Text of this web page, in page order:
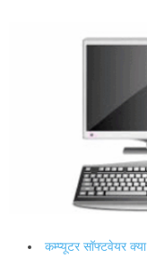
कम्प्यूटर सॉफ्टवेयर